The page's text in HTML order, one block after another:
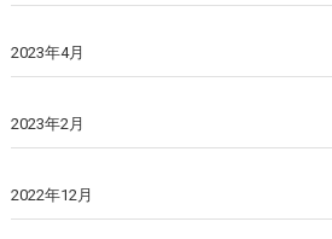
2023年4月
2023年2月
2022年12月